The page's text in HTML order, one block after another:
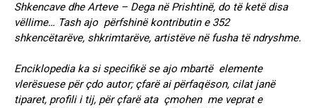
Shkencave dhe Arteve – Dega në Prishtinë, do të ketë disa
vëllime… Tash ajo përfshinë kontributin e 352
shkencëtarëve, shkrimtarëve, artistëve në fusha të ndryshme.
Enciklopedia ka si specifikë se ajo mbartë elemente
vlerësuese për çdo autor; çfarë ai përfaqëson, cilat janë
tiparet, profili i tij, për çfarë ata çmohen me veprat e